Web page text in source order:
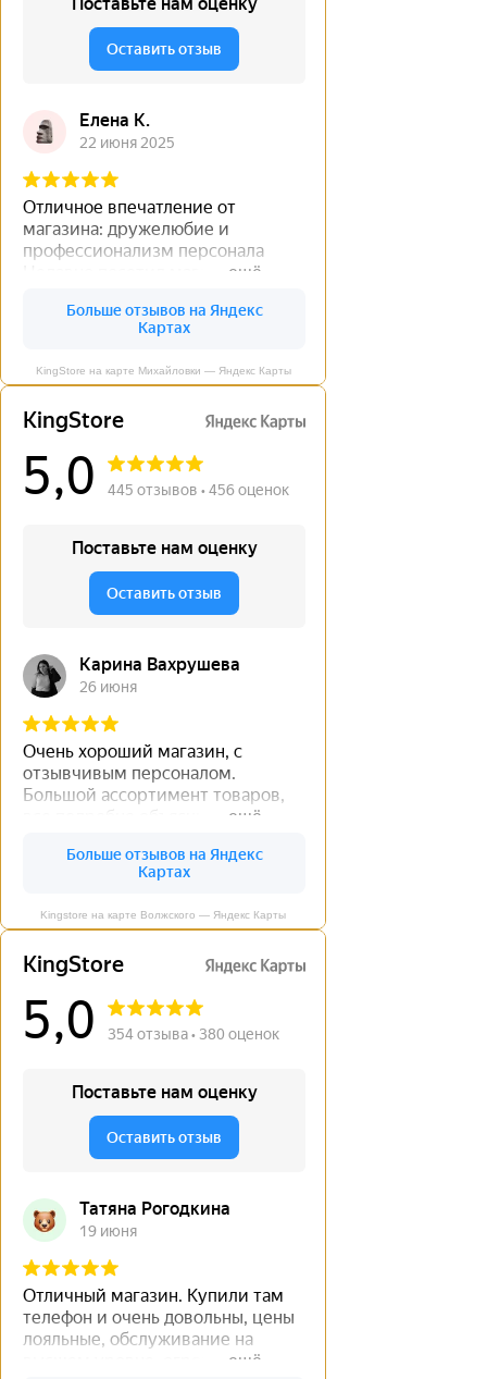
KingStore на карте Михайловки — Яндекс Карты
Kingstore на карте Волжского — Яндекс Карты